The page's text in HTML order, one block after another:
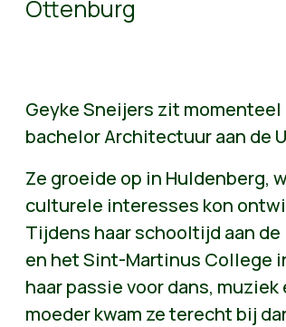
Ottenburg
Geyke Sneijers zit momenteel
bachelor Architectuur aan de
Ze groeide op in Huldenberg,
culturele interesses kon
Tijdens haar schooltijd aan
en het Sint-Martinus College
haar passie voor dans,
moeder kwam ze terecht bij